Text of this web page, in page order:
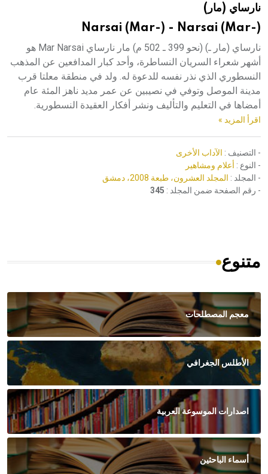
هيئة الموسوعة العربية تطلق موسوعات جديدة في عام 2026نارساي (مار)
Narsai (Mar-) - Narsai (Mar-)
نارساي (مار ـ) (نحو 399 ـ 502 م) مار نارساي Mar Narsai هو
أشهر شعراء السريان النساطرة، وأحد كبار المدافعين عن المذهب
النسطوري الذي نذر نفسه للدعوة له. ولد في منطقة معلتا قرب
مدينة الموصل وتوفي في نصيبين عن عمر مديد ناهز المئة عام
أمضاها في التعليم والتأليف ونشر أفكار العقيدة النسطورية.
اقرأ المزيد »
- التصنيف : الآداب الأخرى
- النوع : أعلام ومشاهير
- المجلد : المجلد العشرون، طبعة 2008، دمشق
- رقم الصفحة ضمن المجلد : 345
متنوع
معجم المصطلحات
الأطلس الجغرافي
اصدارات الموسوعة العربية
أسماء الباحثين